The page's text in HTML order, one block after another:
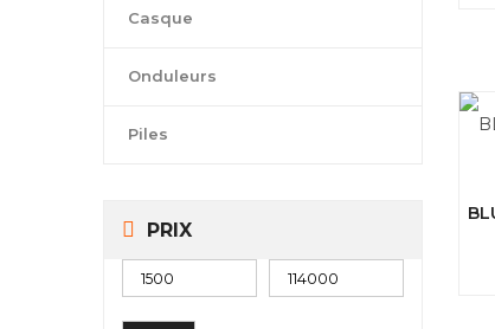
Casque
Onduleurs
Piles
PRIX